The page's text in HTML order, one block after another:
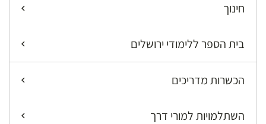
חינוך
בית הספר ללימודי ירושלים
הכשרות מדריכים
השתלמויות למורי דרך